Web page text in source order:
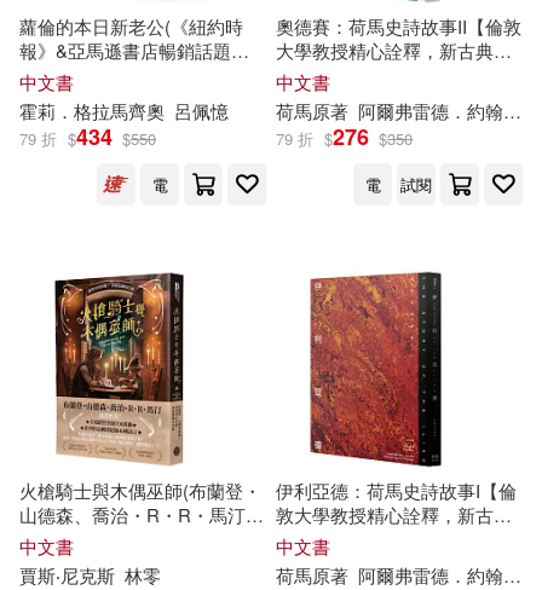
長沙簡牘博物館(10)
青山春兎(10) 馬駘(10)
（美）美國孩之寶公司(10)
Aoki Nanase(9)
Haruhi Kasuga(9)
Maitaimu(9)
accototo福田敏生＋明子(9)
人民日報出版社(38)
風潮音樂(38)
harmonia mundi(37)
中國鐵道出版社(37)
木馬文化(37)
蘿倫的本日新老公(《紐約時
報》&亞馬遜書店暢銷話題書
No.1)
中文書
霍莉．格拉馬齊奧 呂佩憶
79 折 $434 $550
電
奧德賽：荷馬史詩故事II【倫敦
大學教授精心詮釋，新古典藝
術大師繪製插圖，最受歡迎的
希臘神話經典】
中文書
荷馬原著 阿爾弗雷德．約翰．丘奇 改寫
79 折 $276 $350
電
試閱
火槍騎士與木偶巫師(布蘭登・
山德森、喬治・R・R・馬汀同
聲盛讚!作品熱銷全球700萬
冊，備受國際奇幻大師肯定的
中文書
賈斯‧尼克斯 林零
伊利亞德：荷馬史詩故事I【倫
敦大學教授精心詮釋，新古典
藝術大師繪製插圖，最受歡迎
的希臘神話經典】
中文書
荷馬原著 阿爾弗雷德．約翰．丘奇 改寫